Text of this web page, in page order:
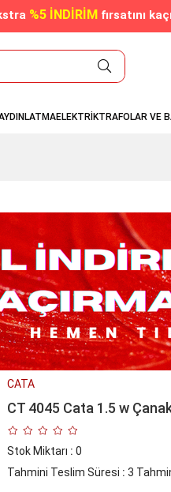
%5 İNDİRİM fırsatını
ELEKTRİKTRAFOLAR VE
CATA
CT 4045 Cata 1.5 w
Stok Miktarı : 0
Tahmini Teslim Süresi : 3